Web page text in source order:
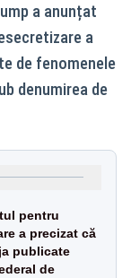
a anunțat
a
de fenomenele
denumirea de
pentru
a precizat că
publicate
de